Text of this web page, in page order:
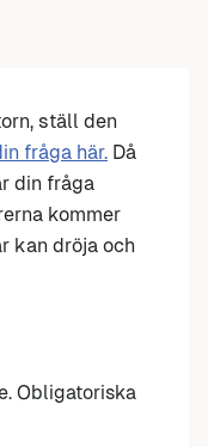
ställ den
fråga här. Då
din fråga
kommer
kan dröja och
Obligatoriska